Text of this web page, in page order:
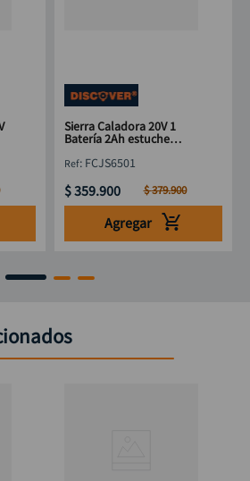
Sierra Caladora 20V 1
Batería 2Ah estuche
: FCJS6501
$359.900 $379.900
Agregar